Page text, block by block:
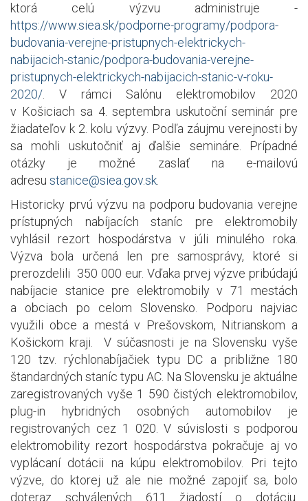
ktorá celú výzvu administruje -
https://www.siea.sk/podporne-programy/podpora-
budovania-verejne-pristupnych-elektrickych-
nabijacich-stanic/podpora-budovania-verejne-
pristupnych-elektrickych-nabijacich-stanic-v-roku-
2020/ . V rámci Salónu elektromobilov 2020
v Košiciach sa 4. septembra uskutoční seminár pre
žiadateľov k 2. kolu výzvy. Podľa záujmu verejnosti by
sa mohli uskutočniť aj ďalšie semináre. Prípadné
otázky je možné zaslať na e-mailovú
adresu stanice@siea.gov.sk
Historicky prvú výzvu na podporu budovania verejne
prístupných nabíjacích staníc pre elektromobily
vyhlásil rezort hospodárstva v júli minulého roka.
Výzva bola určená len pre samosprávy, ktoré si
prerozdelili 350 000 eur. Vďaka prvej výzve pribúdajú
nabíjacie stanice pre elektromobily v 71 mestách
a obciach po celom Slovensko. Podporu najviac
využili obce a mestá v Prešovskom, Nitrianskom a
Košickom kraji. V súčasnosti je na Slovensku vyše
120 tzv. rýchlonabíjačiek typu DC a približne 180
štandardných staníc typu AC. Na Slovensku je aktuálne
zaregistrovaných vyše 1 590 čistých elektromobilov,
plug-in hybridných osobných automobilov je
registrovaných cez 1 020. V súvislosti s podporou
elektromobility rezort hospodárstva pokračuje aj vo
vyplácaní dotácii na kúpu elektromobilov. Pri tejto
výzve, do ktorej už ale nie možné zapojiť sa, bolo
doteraz schválených 611 žiadostí o dotáciu.